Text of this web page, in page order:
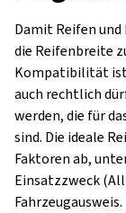
Damit Reifen
die Reifenbreite
Kompatibilität ist
auch rechtlich
werden, die für
sind. Die ideale
Faktoren ab,
Einsatzzweck
Fahrzeugausweis.